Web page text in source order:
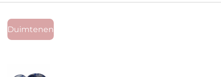
Duimtenen